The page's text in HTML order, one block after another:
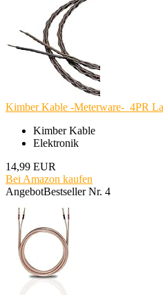
Kimber Kable -Meterware- 4PR
Kimber Kable
Elektronik
14,99 EUR
Bei Amazon kaufen
AngebotBestseller Nr. 4